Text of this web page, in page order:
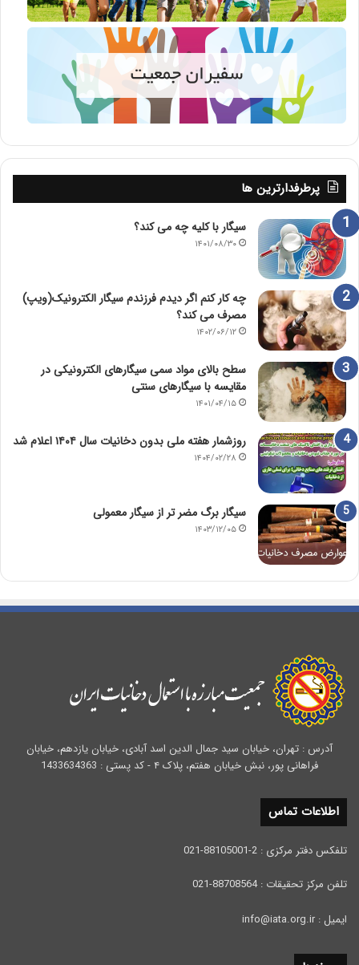
پرطرفدارترین ها
سیگار با کلیه چه می کند؟
۱۴۰۱/۰۸/۳۰
چه کار کنم اگر دیدم فرزندم سیگار الکترونیک(ویپ)
مصرف می کند؟
۱۴۰۲/۰۶/۱۲
سطح بالای مواد سمی سیگارهای الکترونیکی در
مقایسه با سیگارهای سنتی
۱۴۰۱/۰۴/۱۵
روزشمار هفته ملی بدون دخانیات سال ۱۴۰۴ اعلام شد
۱۴۰۴/۰۲/۲۸
سیگار برگ مضر تر از سیگار معمولی
۱۴۰۳/۱۲/۰۵
آدرس : تهران، خیابان سید جمال الدین اسد آبادی، خیابان یازدهم، خیابان
فراهانی پور، نبش خیابان هفتم، پلاک ۴ - کد پستی : 1433634363
اطلاعات تماس
تلفکس دفتر مرکزی : 2-88105001-021
تلفن مرکز تحقیقات : 88708564-021
ایمیل : info@iata.org.ir